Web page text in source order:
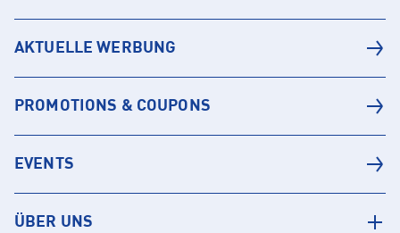
AKTUELLE WERBUNG
PROMOTIONS & COUPONS
EVENTS
ÜBER UNS